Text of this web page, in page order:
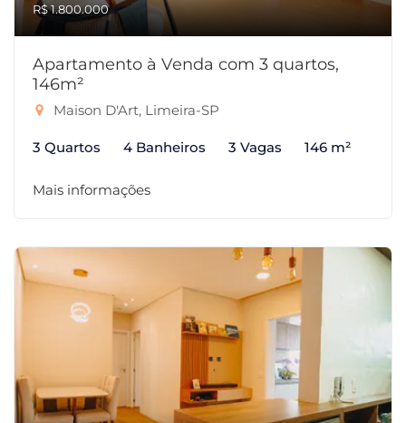
R$ 1.800.000
Apartamento à Venda com 3 quartos,
146m²
Maison D'Art, Limeira-SP
3 Quartos 4 Banheiros 3 Vagas 146 m²
Mais informações